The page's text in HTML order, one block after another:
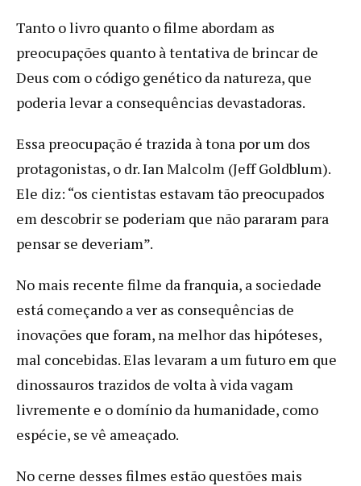
Tanto o livro quanto o filme abordam as
preocupações quanto à tentativa de brincar de
Deus com o código genético da natureza, que
poderia levar a consequências devastadoras.
Essa preocupação é trazida à tona por um dos
protagonistas, o dr. Ian Malcolm (Jeff Goldblum).
Ele diz: “os cientistas estavam tão preocupados
em descobrir se poderiam que não pararam para
pensar se deveriam”.
No mais recente filme da franquia, a sociedade
está começando a ver as consequências de
inovações que foram, na melhor das hipóteses,
mal concebidas. Elas levaram a um futuro em que
dinossauros trazidos de volta à vida vagam
livremente e o domínio da humanidade, como
espécie, se vê ameaçado.
No cerne desses filmes estão questões mais